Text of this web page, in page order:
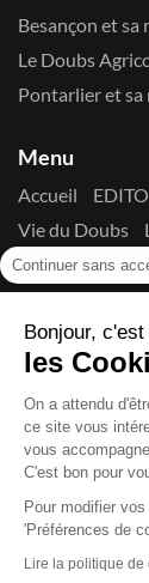
Continuer sans
Bonjour,
les
On a attendu
ce site vous
vous
C'est bon pour
Pour modifier
'Préférences de
Lire la politique de
Besançon et sa
Le Doubs
Pontarlier et sa
Menu
Accueil EDITO
Vie du Doubs
Contactez-
Suivez-nous
Copyright ©
2725-8165
Données